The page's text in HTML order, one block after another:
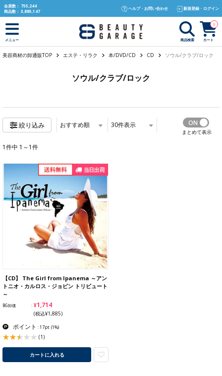
text.skipToContent
text.skipToNavigation
会員数： 755,244
商品数： 3,885,147
ヘルプ・お問い合わせ 新規登録・ログイン
メニュー 商品検索 カート
0
美容商材の卸通販TOP エステ・リラク 本/DVD/CD CD ソウル/クラブ/ロック
ソウル/クラブ/ロック
絞り込み おすすめ順 30件表示
まとめて表示
1件中 1～1件
【CD】 The Girl from Ipanema ～アン
トニオ・カルロス・ジョビン トリビュート
～
BG卸価 ¥1,714
(税込¥1,885)
ポイント : 17pt (1%)
(1)
カートに入れる